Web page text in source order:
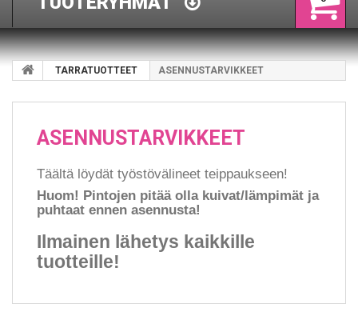
TARRATUOTTEET ASENNUSTARVIKKEET
ASENNUSTARVIKKEET
Täältä löydät työstövälineet teippaukseen!
Huom! Pintojen pitää olla kuivat/lämpimät ja
puhtaat ennen asennusta!
Ilmainen lähetys kaikkille
tuotteille!